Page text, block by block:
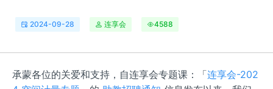
2024-09-28 连享会 4588
承蒙各位的关爱和支持，自连享会专题课：「连享会-202